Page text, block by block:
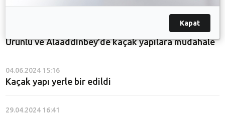
Ürünlü ve Alaaddinbey’de kaçak yapılara müdahale
04.06.2024 15:16
Kaçak yapı yerle bir edildi
29.04.2024 16:41
Kapat